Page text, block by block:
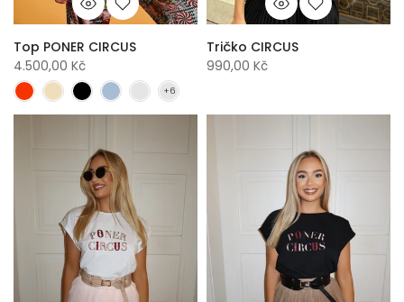
Top PONER CIRCUS
4.500,00 Kč
Tričko CIRCUS
990,00 Kč